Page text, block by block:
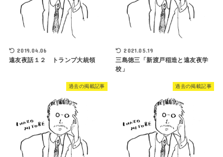
2019.04.06
遠友夜話１２ トランプ大統領
2021.05.19
三島徳三「新渡戸稲造と遠友夜学
校」
過去の掲載記事 過去の掲載記事